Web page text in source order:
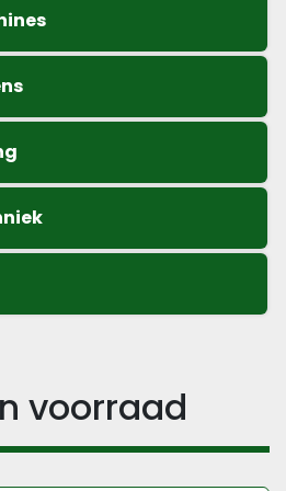
voorraad